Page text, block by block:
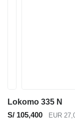
Lokomo 335 N
S/ 105,400
EUR